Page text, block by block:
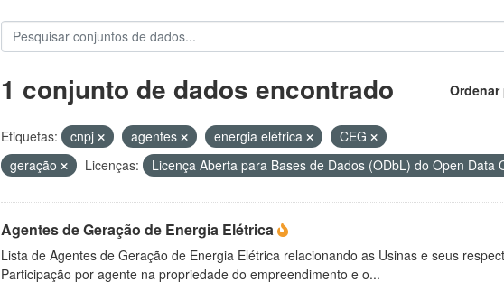
Ordenar
1 conjunto de dados encontrado
Etiquetas: cnpj agentes energia elétrica
CEG
geração
Licenças: Licença Aberta para Bases de Dados (ODbL) do Open Data
Agentes de Geração de Energia Elétrica
Lista de Agentes de Geração de Energia Elétrica relacionando as Usinas e seus
Participação por agente na propriedade do empreendimento e o...